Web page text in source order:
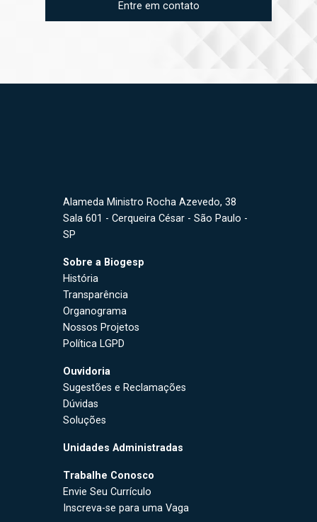
Entre em contato
Alameda Ministro Rocha Azevedo, 38
Sala 601 - Cerqueira César - São Paulo -
SP
Sobre a Biogesp
História
Transparência
Organograma
Nossos Projetos
Política LGPD
Ouvidoria
Sugestões e Reclamações
Dúvidas
Soluções
Unidades Administradas
Trabalhe Conosco
Envie Seu Currículo
Inscreva-se para uma Vaga